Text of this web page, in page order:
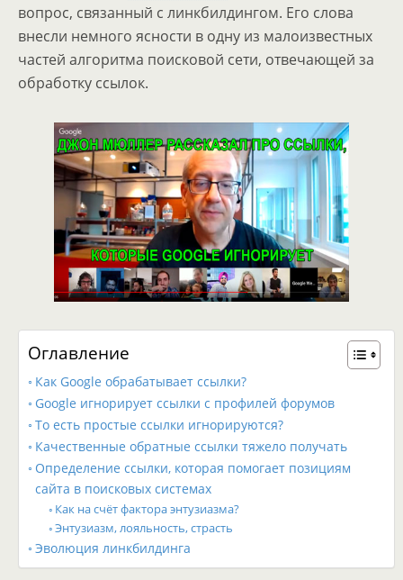
вопрос, связанный с линкбилдингом. Его слова
внесли немного ясности в одну из малоизвестных
частей алгоритма поисковой сети, отвечающей за
обработку ссылок.
Оглавление
Как Google обрабатывает ссылки?
Google игнорирует ссылки с профилей форумов
То есть простые ссылки игнорируются?
Качественные обратные ссылки тяжело получать
Определение ссылки, которая помогает позициям
сайта в поисковых системах
Как на счёт фактора энтузиазма?
Энтузиазм, лояльность, страсть
Эволюция линкбилдинга